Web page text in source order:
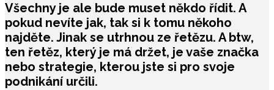
Všechny je ale bude muset někdo řídit. A
pokud nevíte jak, tak si k tomu někoho
najděte. Jinak se utrhnou ze řetězu. A btw,
ten řetěz, který je má držet, je vaše značka
nebo strategie, kterou jste si pro svoje
podnikání určili.